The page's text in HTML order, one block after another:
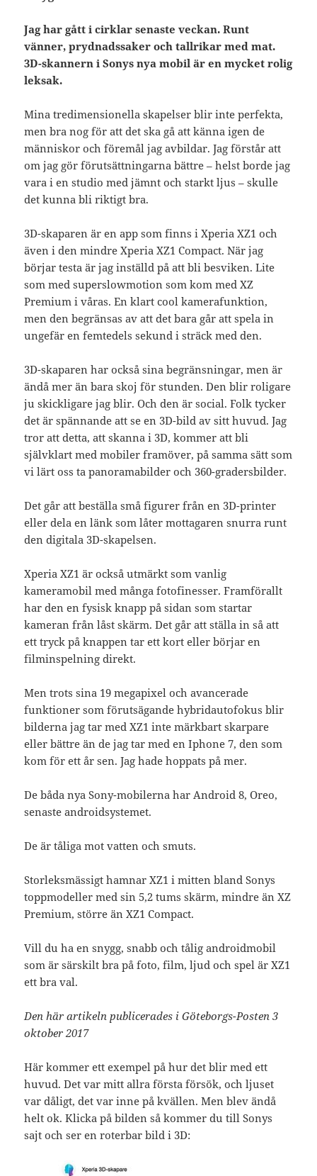
Jag har gått i cirklar senaste veckan. Runt
vänner, prydnadssaker och tallrikar med mat.
3D-skannern i Sonys nya mobil är en mycket rolig
leksak.
Mina tredimensionella skapelser blir inte perfekta,
men bra nog för att det ska gå att känna igen de
människor och föremål jag avbildar. Jag förstår att
om jag gör förutsättningarna bättre – helst borde jag
vara i en studio med jämnt och starkt ljus – skulle
det kunna bli riktigt bra.
3D-skaparen är en app som finns i Xperia XZ1 och
även i den mindre Xperia XZ1 Compact. När jag
börjar testa är jag inställd på att bli besviken. Lite
som med superslowmotion som kom med XZ
Premium i våras. En klart cool kamerafunktion,
men den begränsas av att det bara går att spela in
ungefär en femtedels sekund i sträck med den.
3D-skaparen har också sina begränsningar, men är
ändå mer än bara skoj för stunden. Den blir roligare
ju skickligare jag blir. Och den är social. Folk tycker
det är spännande att se en 3D-bild av sitt huvud. Jag
tror att detta, att skanna i 3D, kommer att bli
självklart med mobiler framöver, på samma sätt som
vi lärt oss ta panoramabilder och 360-gradersbilder.
Det går att beställa små figurer från en 3D-printer
eller dela en länk som låter mottagaren snurra runt
den digitala 3D-skapelsen.
Xperia XZ1 är också utmärkt som vanlig
kameramobil med många fotofinesser. Framförallt
har den en fysisk knapp på sidan som startar
kameran från låst skärm. Det går att ställa in så att
ett tryck på knappen tar ett kort eller börjar en
filminspelning direkt.
Men trots sina 19 megapixel och avancerade
funktioner som förutsägande hybridautofokus blir
bilderna jag tar med XZ1 inte märkbart skarpare
eller bättre än de jag tar med en Iphone 7, den som
kom för ett år sen. Jag hade hoppats på mer.
De båda nya Sony-mobilerna har Android 8, Oreo,
senaste androidsystemet.
De är tåliga mot vatten och smuts.
Storleksmässigt hamnar XZ1 i mitten bland Sonys
toppmodeller med sin 5,2 tums skärm, mindre än XZ
Premium, större än XZ1 Compact.
Vill du ha en snygg, snabb och tålig androidmobil
som är särskilt bra på foto, film, ljud och spel är XZ1
ett bra val.
Den här artikeln publicerades i Göteborgs-Posten 3
oktober 2017
Här kommer ett exempel på hur det blir med ett
huvud. Det var mitt allra första försök, och ljuset
var dåligt, det var inne på kvällen. Men blev ändå
helt ok. Klicka på bilden så kommer du till Sonys
sajt och ser en roterbar bild i 3D: